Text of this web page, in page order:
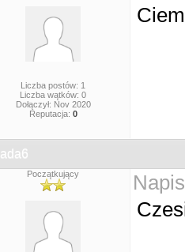
Liczba postów: 1
Liczba wątków: 0
Dołączył: Nov 2020
Reputacja: 0
ada6
Początkujący